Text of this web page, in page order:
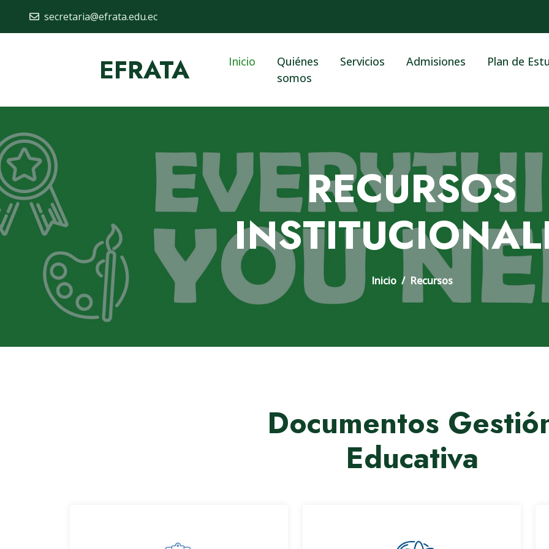
secretaria@efrata.edu.ec
EFRATA Inicio
Quiénes
somos
Servicios Admisiones Plan de
RECURSOS
Inicio Recursos
Documentos
Educativa